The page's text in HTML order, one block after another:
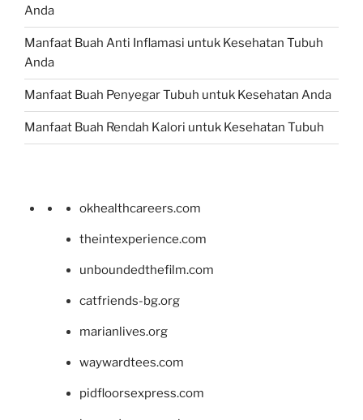
Anda
Manfaat Buah Anti Inflamasi untuk Kesehatan Tubuh
Anda
Manfaat Buah Penyegar Tubuh untuk Kesehatan Anda
Manfaat Buah Rendah Kalori untuk Kesehatan Tubuh
okhealthcareers.com
theintexperience.com
unboundedthefilm.com
catfriends-bg.org
marianlives.org
waywardtees.com
pidfloorsexpress.com